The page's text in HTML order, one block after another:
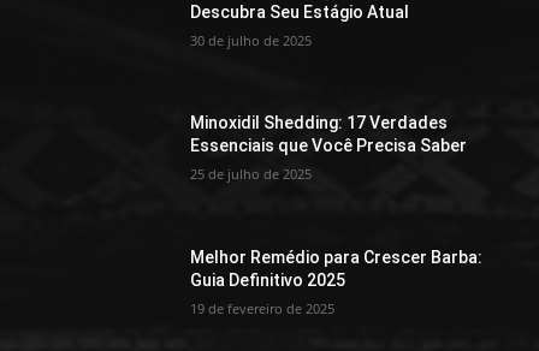
Descubra Seu Estágio Atual
30 de julho de 2025
Minoxidil Shedding: 17 Verdades
Essenciais que Você Precisa Saber
25 de julho de 2025
Melhor Remédio para Crescer Barba:
Guia Definitivo 2025
19 de fevereiro de 2025